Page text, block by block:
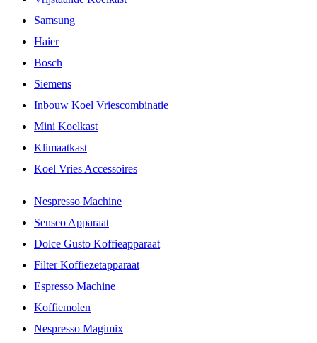
Samsung
Haier
Bosch
Siemens
Inbouw Koel Vriescombinatie
Mini Koelkast
Klimaatkast
Koel Vries Accessoires
Nespresso Machine
Senseo Apparaat
Dolce Gusto Koffieapparaat
Filter Koffiezetapparaat
Espresso Machine
Koffiemolen
Nespresso Magimix